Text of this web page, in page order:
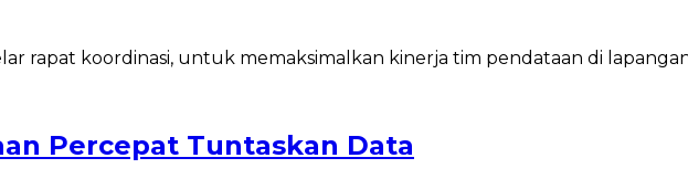
Percepat Tuntaskan Data